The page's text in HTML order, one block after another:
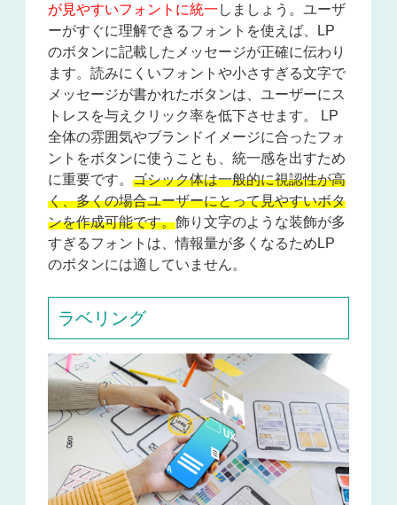
が見やすいフォントに統一 しましょう。ユーザ
ーがすぐに理解できるフォントを使えば、LP
のボタンに記載したメッセージが正確に伝わり
ます。読みにくいフォントや小さすぎる文字で
メッセージが書かれたボタンは、ユーザーにス
トレスを与えクリック率を低下させます。 LP
全体の雰囲気やブランドイメージに合ったフォ
ントをボタンに使うことも、統一感を出すため
に重要です。ゴシック体は一般的に視認性が高
く、多くの場合ユーザーにとって見やすいボタ
ンを作成可能です。飾り文字のような装飾が多
すぎるフォントは、情報量が多くなるためLP
のボタンには適していません。
ラベリング